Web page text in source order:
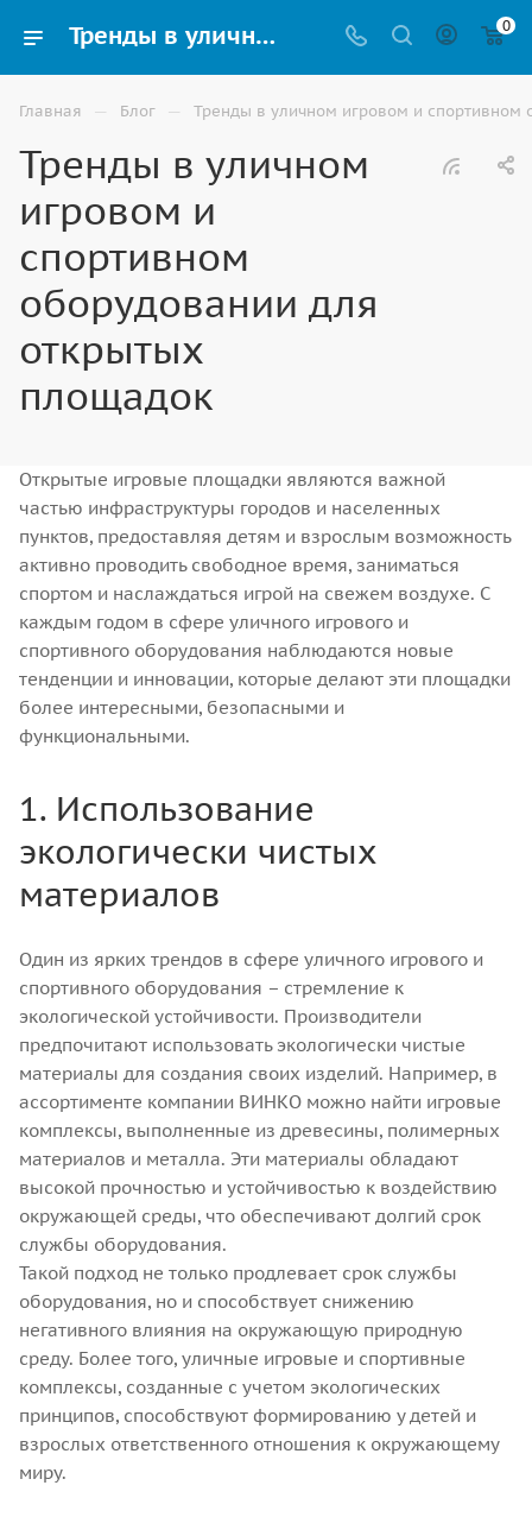
Тренды в уличном игровом и спортивном оборудовании для открытых площадок в Астрахани 0
Главная — Блог — Тренды в уличном игровом и спортивном
Тренды в уличном
игровом и
спортивном
оборудовании для
открытых
площадок
Открытые игровые площадки являются важной
частью инфраструктуры городов и населенных
пунктов, предоставляя детям и взрослым возможность
активно проводить свободное время, заниматься
спортом и наслаждаться игрой на свежем воздухе. С
каждым годом в сфере уличного игрового и
спортивного оборудования наблюдаются новые
тенденции и инновации, которые делают эти площадки
более интересными, безопасными и
функциональными.
1. Использование
экологически чистых
материалов
Один из ярких трендов в сфере уличного игрового и
спортивного оборудования – стремление к
экологической устойчивости. Производители
предпочитают использовать экологически чистые
материалы для создания своих изделий. Например, в
ассортименте компании ВИНКО можно найти игровые
комплексы, выполненные из древесины, полимерных
материалов и металла. Эти материалы обладают
высокой прочностью и устойчивостью к воздействию
окружающей среды, что обеспечивают долгий срок
службы оборудования.
Такой подход не только продлевает срок службы
оборудования, но и способствует снижению
негативного влияния на окружающую природную
среду. Более того, уличные игровые и спортивные
комплексы, созданные с учетом экологических
принципов, способствуют формированию у детей и
взрослых ответственного отношения к окружающему
миру.